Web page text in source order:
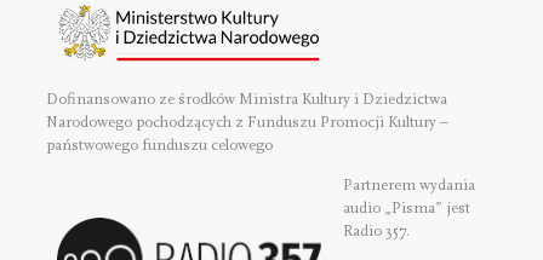
Dofinansowano ze środków Ministra Kultury i Dziedzictwa
Narodowego pochodzących z Funduszu Promocji Kultury –
państwowego funduszu celowego
Partnerem wydania
audio „Pisma” jest
Radio 357.